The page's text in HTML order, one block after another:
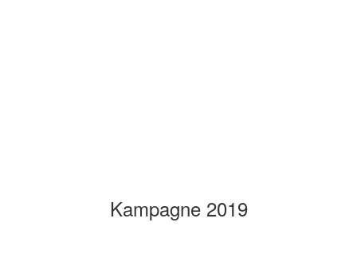
Kampagne 2019